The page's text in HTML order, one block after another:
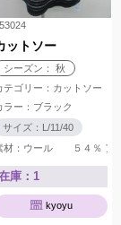
ウール １５％
ル ４６％ アクリル
ットソー
シーズン： 秋
テゴリー：カットソー
ラー：ブラック
サイズ：L/11/40
材：ウール ５４％ ア
庫：1
kyoyu